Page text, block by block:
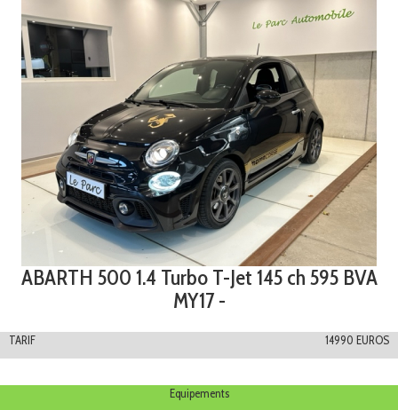
ABARTH 500 1.4 Turbo T-Jet 145 ch 595 BVA
MY17 -
TARIF 14990 EUROS
Equipements